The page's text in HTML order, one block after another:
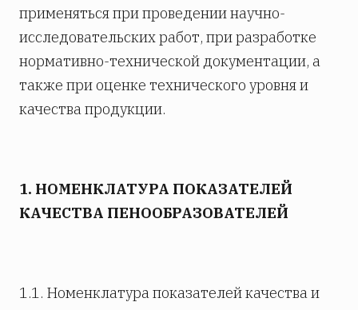
применяться при проведении научно-
исследовательских работ, при разработке
нормативно-технической документации, а
также при оценке технического уровня и
качества продукции.
1. НОМЕНКЛАТУРА ПОКАЗАТЕЛЕЙ
КАЧЕСТВА ПЕНООБРАЗОВАТЕЛЕЙ
1.1. Номенклатура показателей качества и